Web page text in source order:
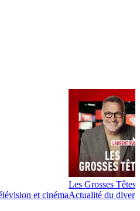
et cinéma
Les Grosses Têtes
Actualité du